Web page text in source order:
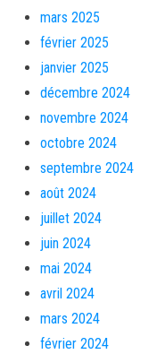
mars 2025
février 2025
janvier 2025
décembre 2024
novembre 2024
octobre 2024
septembre 2024
août 2024
juillet 2024
juin 2024
mai 2024
avril 2024
mars 2024
février 2024